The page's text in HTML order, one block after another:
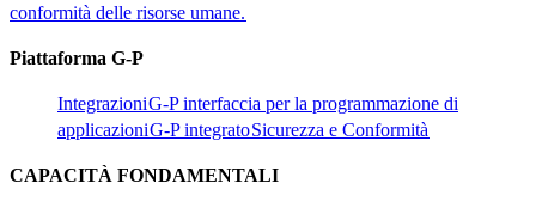
conformità delle risorse umane.​​
Piattaforma G-P​​
Integrazioni​​G-P interfaccia per la programmazione di
applicazioni​​G-P integrato​​Sicurezza e Conformità​​
CAPACITÀ FONDAMENTALI​​